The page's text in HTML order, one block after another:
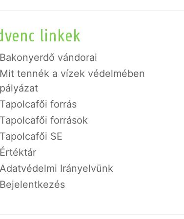
linkek
Bakonyerdő vándorai
Mit tennék a vízek védelmében
pályázat
Tapolcafői forrás
Tapolcafői források
Tapolcafői SE
Értéktár
Adatvédelmi Irányelvünk
Bejelentkezés